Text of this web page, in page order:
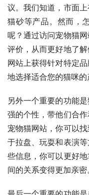
议。我们知道，市面
猫砂等产品。然而，
呢？通过访问宠物猫
评价，从而更好地了
网站上获得针对特定
地选择适合您的猫咪的
另外一个重要的功能
强的个性，带他们合
宠物猫网站，你可以
于拉盘、玩耍和表演
些信息，你可以更好
间的关系变得更加亲密。